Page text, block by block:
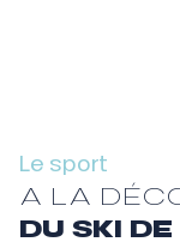
Le sport
A LA
DU SKI